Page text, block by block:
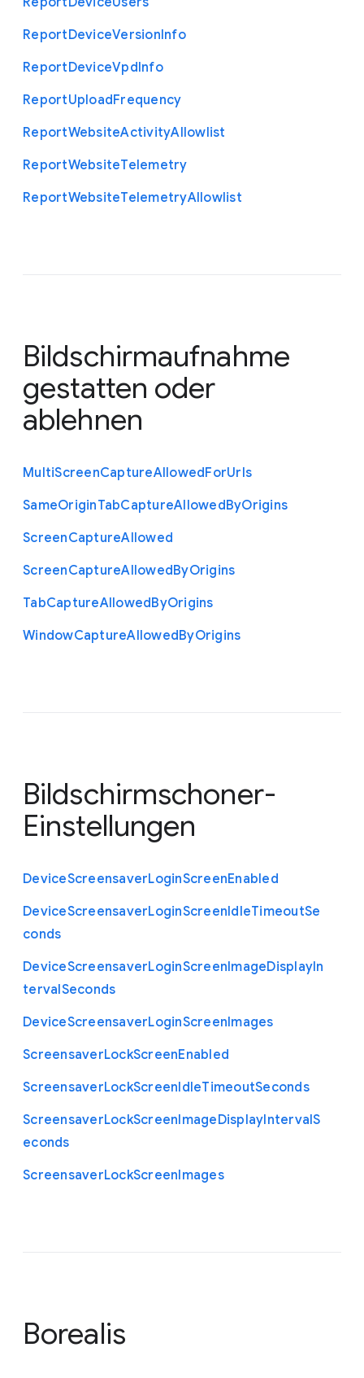
ReportDeviceVersionInfo
ReportDeviceVpdInfo
ReportUploadFrequency
ReportWebsiteActivityAllowlist
ReportWebsiteTelemetry
ReportWebsiteTelemetryAllowlist
Bildschirmaufnahme
gestatten oder
ablehnen
MultiScreenCaptureAllowedForUrls
SameOriginTabCaptureAllowedByOrigins
ScreenCaptureAllowed
ScreenCaptureAllowedByOrigins
TabCaptureAllowedByOrigins
WindowCaptureAllowedByOrigins
Bildschirmschoner-
Einstellungen
DeviceScreensaverLoginScreenEnabled
DeviceScreensaverLoginScreenIdleTimeoutSe
conds
DeviceScreensaverLoginScreenImageDisplayIn
tervalSeconds
DeviceScreensaverLoginScreenImages
ScreensaverLockScreenEnabled
ScreensaverLockScreenIdleTimeoutSeconds
ScreensaverLockScreenImageDisplayIntervalS
econds
ScreensaverLockScreenImages
Borealis